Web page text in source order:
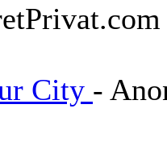
City -